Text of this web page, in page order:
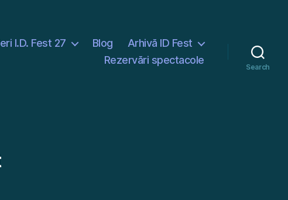
I.D. Fest 27 Blog
Arhivă ID Fest
Rezervări spectacole
Search